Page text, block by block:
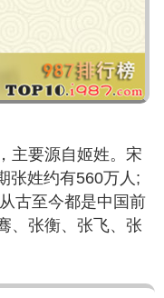
主要源自姬姓。宋
张姓约有560万人;
古至今都是中国前
、张衡、张飞、张